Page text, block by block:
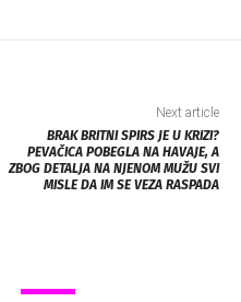
Next article
BRAK BRITNI SPIRS JE U KRIZI?
PEVAČICA POBEGLA NA HAVAJE, A
ZBOG DETALJA NA NJENOM MUŽU SVI
MISLE DA IM SE VEZA RASPADA